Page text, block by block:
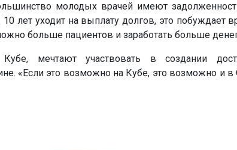
молодых врачей имеют
лет уходит на выплату долгов, это побуждает
больше пациентов и заработать больше
мечтают участвовать в создании
«Если это возможно на Кубе, это возможно и